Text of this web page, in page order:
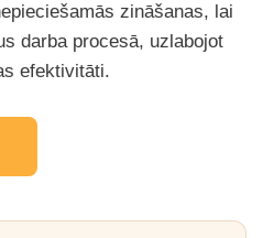
zināšanas, lai
darba procesā, uzlabojot
efektivitāti.